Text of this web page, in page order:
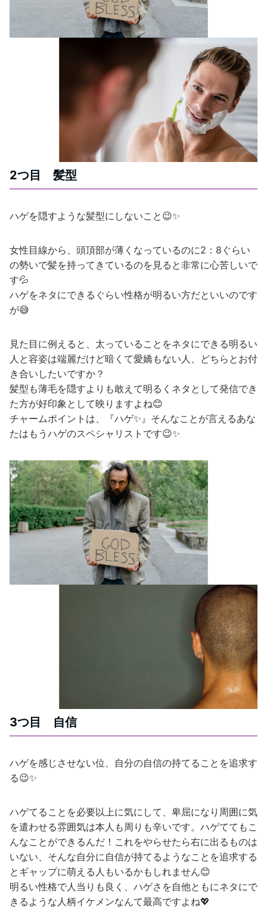
2つ目 髪型
ハゲを隠すような髪型にしないこと😉✨
女性目線から、頭頂部が薄くなっているのに2：8ぐらい
の勢いで髪を持ってきているのを見ると非常に心苦しいで
す💦
ハゲをネタにできるぐらい性格が明るい方だといいのです
が😅
見た目に例えると、太っていることをネタにできる明るい
人と容姿は端麗だけど暗くて愛嬌もない人、どちらとお付
き合いしたいですか？
髪型も薄毛を隠すよりも敢えて明るくネタとして発信でき
た方が好印象として映りますよね😊
チャームポイントは、『ハゲ✨』そんなことが言えるあな
たはもうハゲのスペシャリストです😉✨
3つ目 自信
ハゲを感じさせない位、自分の自信の持てることを追求す
る😉✨
ハゲてることを必要以上に気にして、卑屈になり周囲に気
を遣わせる雰囲気は本人も周りも辛いです。ハゲててもこ
んなことができるんだ！これをやらせたら右に出るものは
いない、そんな自分に自信が持てるようなことを追求する
とギャップに萌える人もいるかもしれません😊
明るい性格で人当りも良く、ハゲさを自他ともにネタにで
きるような人柄イケメンなんて最高ですよね💖